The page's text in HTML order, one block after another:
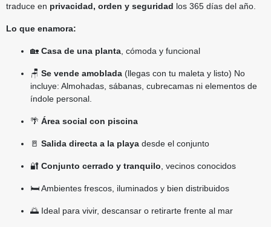
traduce en privacidad, orden y seguridad los 365 días del año.
Lo que enamora:
🏡 Casa de una planta , cómoda y funcional
🪑 Se vende amoblada (llegas con tu maleta y listo) No
incluye: Almohadas, sábanas, cubrecamas ni elementos de
índole personal.
🌴 Área social con piscina
🚪 Salida directa a la playa desde el conjunto
🔐 Conjunto cerrado y tranquilo , vecinos conocidos
🛏️ Ambientes frescos, iluminados y bien distribuidos
🌅 Ideal para vivir, descansar o retirarte frente al mar